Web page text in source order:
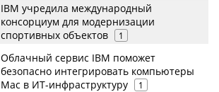
IBM учредила международный
консорциум для модернизации
спортивных объектов
1
Облачный сервис IBM поможет
безопасно интегрировать компьютеры
Mac в ИТ-инфраструктуру
1